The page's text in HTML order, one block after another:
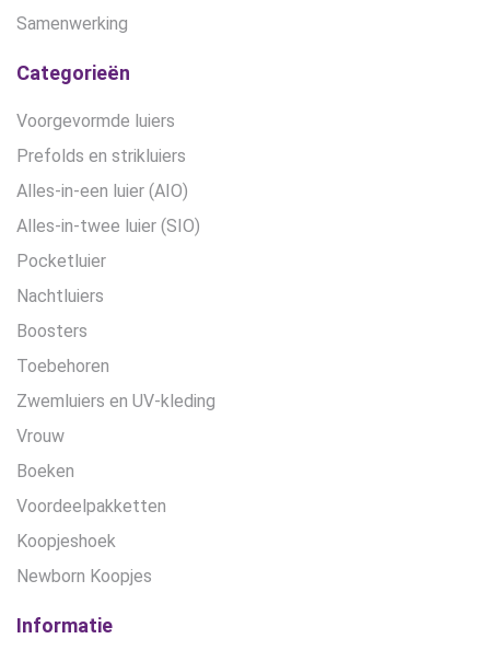
Samenwerking
Categorieën
Voorgevormde luiers
Prefolds en strikluiers
Alles-in-een luier (AIO)
Alles-in-twee luier (SIO)
Pocketluier
Nachtluiers
Boosters
Toebehoren
Zwemluiers en UV-kleding
Vrouw
Boeken
Voordeelpakketten
Koopjeshoek
Newborn Koopjes
Informatie